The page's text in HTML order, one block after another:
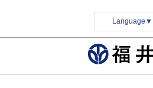
Language ▼